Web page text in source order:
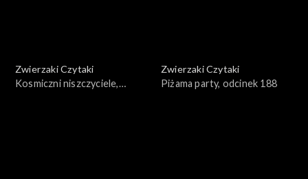
Zwierzaki Czytaki
Kosmiczni niszczyciele,
Zwierzaki Czytaki
Piżama party, odcinek 188